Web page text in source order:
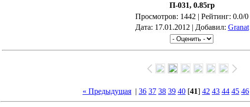
П-031, 0.85гр
Просмотров: 1442 | Рейтинг: 0.0/0
Дата: 17.01.2012 | Добавил: Granat
« Предыдущая | 36 37 38 39 40 [41] 42 43 44 45 46